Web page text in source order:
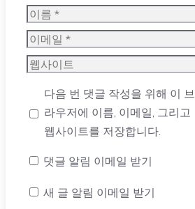
이
름
이
메
일
웹
트
다음 번 댓글 작성을 위해 이 브
라우저에 이름, 이메일, 그리고
웹사이트를 저장합니다.
댓글 알림 이메일 받기
새 글 알림 이메일 받기